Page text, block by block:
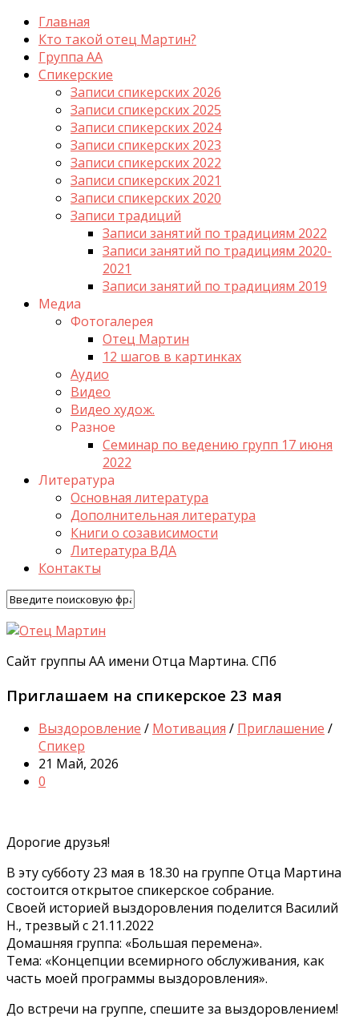
Главная
Кто такой отец Мартин?
Группа АА
Спикерские
Записи спикерских 2026
Записи спикерских 2025
Записи спикерских 2024
Записи спикерских 2023
Записи спикерских 2022
Записи спикерских 2021
Записи спикерских 2020
Записи традиций
Записи занятий по традициям 2022
Записи занятий по традициям 2020-
2021
Записи занятий по традициям 2019
Медиа
Фотогалерея
Отец Мартин
12 шагов в картинках
Аудио
Видео
Видео худож.
Разное
Семинар по ведению групп 17 июня
2022
Литература
Основная литература
Дополнительная литература
Книги о созависимости
Литература ВДА
Контакты
Сайт группы АА имени Отца Мартина. СПб
Приглашаем на спикерское 23 мая
Выздоровление / Мотивация / Приглашение /
Спикер
21 Май, 2026
0
Дорогие друзья!
В эту субботу 23 мая в 18.30 на группе Отца Мартина
состоится открытое спикерское собрание.
Своей историей выздоровления поделится Василий
Н., трезвый с 21.11.2022
Домашняя группа: «Большая перемена».
Тема: «Концепции всемирного обслуживания, как
часть моей программы выздоровления».
До встречи на группе, спешите за выздоровлением!